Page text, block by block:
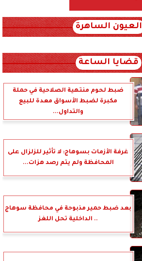
العيون الساهرة
قضايا الساعة
ضبط لحوم منتهية الصلاحية في حملة
مكبرة لضبط الأسواق معدة للبيع
والتداول...
غرفة الأزمات بسوهاج: لا تأثير للزلزال على
المحافظة ولم يتم رصد هزات...
بعد ضبط حمير مذبوحة في محافظة سوهاج
.. الداخلية تحل اللغز